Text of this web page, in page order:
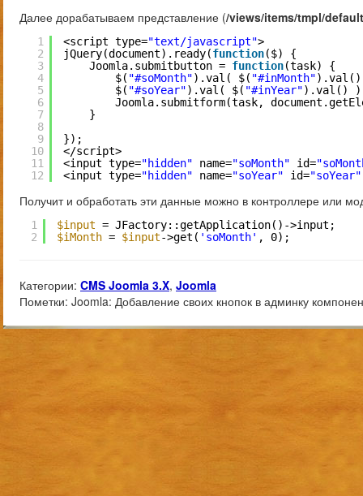
Далее дорабатываем представление (/views/items/tmpl/
1
2
3
4
5
6
7
8
9
10
11
12
<script type="text/javascript">
jQuery(document).ready(function($) {
Joomla.submitbutton = function(task) {
$( "#soMonth").val( $( "#inMonth"
$( "#soYear").val( $( "#inYear").val()
Joomla.submitform(task,
}
});
</script>
<input type="hidden" name="soMonth" id=
<input type="hidden" name="soYear" id="soYear"
Получит и обработать эти данные можно в контроллере или
1
2
$input = JFactory::getApplication()->input;
$iMonth = $input->get( 'soMonth' , 0);
Категории: CMS Joomla 3.X, Joomla
Пометки: Joomla: Добавление своих кнопок в админку